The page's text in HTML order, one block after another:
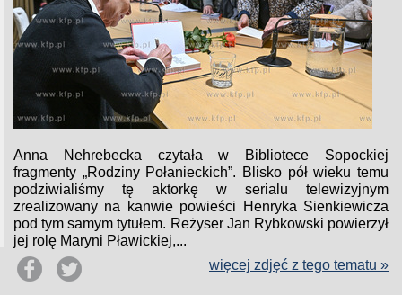
Anna Nehrebecka czytała w Bibliotece Sopockiej
fragmenty „Rodziny Połanieckich”. Blisko pół wieku temu
podziwialiśmy tę aktorkę w serialu telewizyjnym
zrealizowany na kanwie powieści Henryka Sienkiewicza
pod tym samym tytułem. Reżyser Jan Rybkowski powierzył
jej rolę Maryni Pławickiej,...
więcej zdjęć z tego tematu »